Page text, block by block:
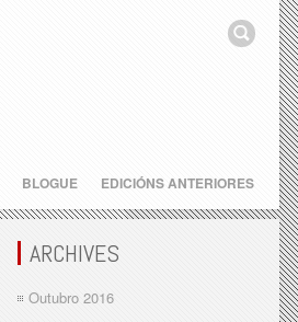
BLOGUE EDICIÓNS ANTERIORES
ARCHIVES
Outubro 2016